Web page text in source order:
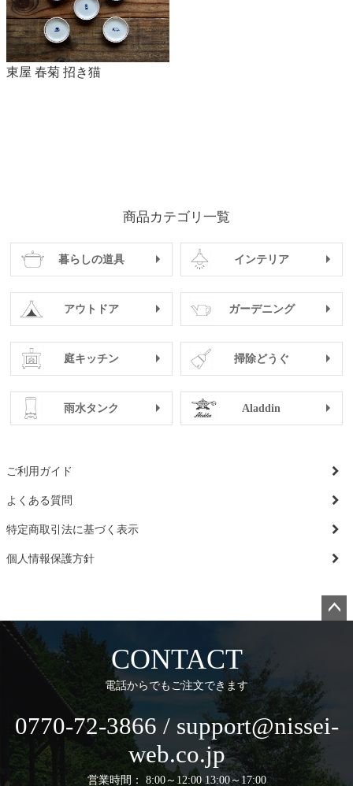
東屋 春菊 招き猫
商品カテゴリ一覧
暮らしの道具 インテリア
アウトドア ガーデニング
庭キッチン 掃除どうぐ
雨水タンク Aladdin
ご利用ガイド
よくある質問
特定商取引法に基づく表示
個人情報保護方針
CONTACT
電話からでもご注文できます
0770-72-3866 / support@nissei-
web.co.jp
営業時間： 8:00～12:00 13:00～17:00